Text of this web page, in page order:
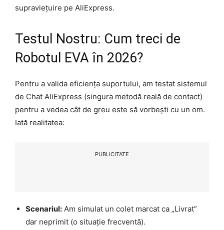
supraviețuire pe AliExpress.
Testul Nostru: Cum treci de
Robotul EVA în 2026?
Pentru a valida eficiența suportului, am testat sistemul
de Chat AliExpress (singura metodă reală de contact)
pentru a vedea cât de greu este să vorbești cu un om.
Iată realitatea:
PUBLICITATE
Scenariul: Am simulat un colet marcat ca „Livrat”
dar neprimit (o situație frecventă).